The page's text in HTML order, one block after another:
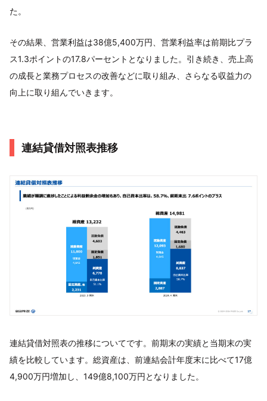
た。
その結果、営業利益は38億5,400万円、営業利益率は前期比プラ
ス1.3ポイントの17.8パーセントとなりました。引き続き、売上高
の成長と業務プロセスの改善などに取り組み、さらなる収益力の
向上に取り組んでいきます。
連結貸借対照表推移
連結貸借対照表の推移についてです。前期末の実績と当期末の実
績を比較しています。総資産は、前連結会計年度末に比べて17億
4,900万円増加し、149億8,100万円となりました。